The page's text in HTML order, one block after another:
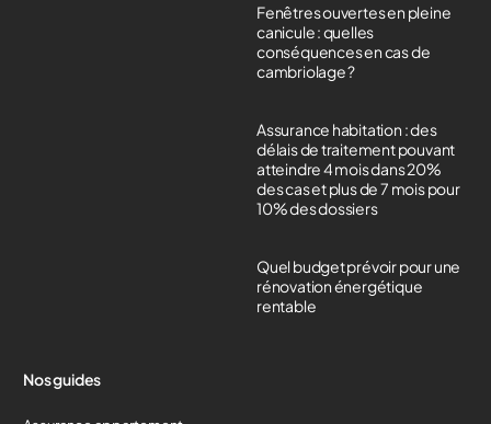
Fenêtres ouvertes en pleine
canicule : quelles
conséquences en cas de
cambriolage ?
Assurance habitation : des
délais de traitement pouvant
atteindre 4 mois dans 20%
des cas et plus de 7 mois pour
10% des dossiers
Quel budget prévoir pour une
rénovation énergétique
rentable
Nos guides